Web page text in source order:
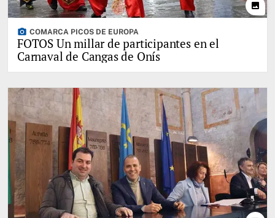
photo
photo_camera COMARCA PICOS DE EUROPA
FOTOS Un millar de participantes en el
Carnaval de Cangas de Onís